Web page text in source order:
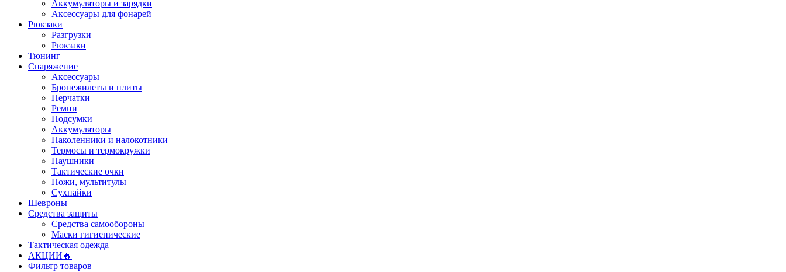
Аккумуляторы и зарядки
Аксессуары для фонарей
Рюкзаки
Разгрузки
Рюкзаки
Тюнинг
Снаряжение
Аксессуары
Бронежилеты и плиты
Перчатки
Ремни
Подсумки
Аккумуляторы
Наколенники и налокотники
Термосы и термокружки
Наушники
Тактические очки
Ножи, мультитулы
Сухпайки
Шевроны
Средства защиты
Средства самообороны
Маски гигиенические
Тактическая одежда
АКЦИИ🔥
Фильтр товаров